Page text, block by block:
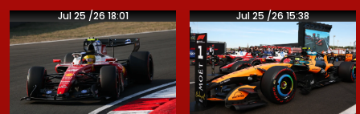
Jul 25 /26 18:01 Jul 25 /26 15:38